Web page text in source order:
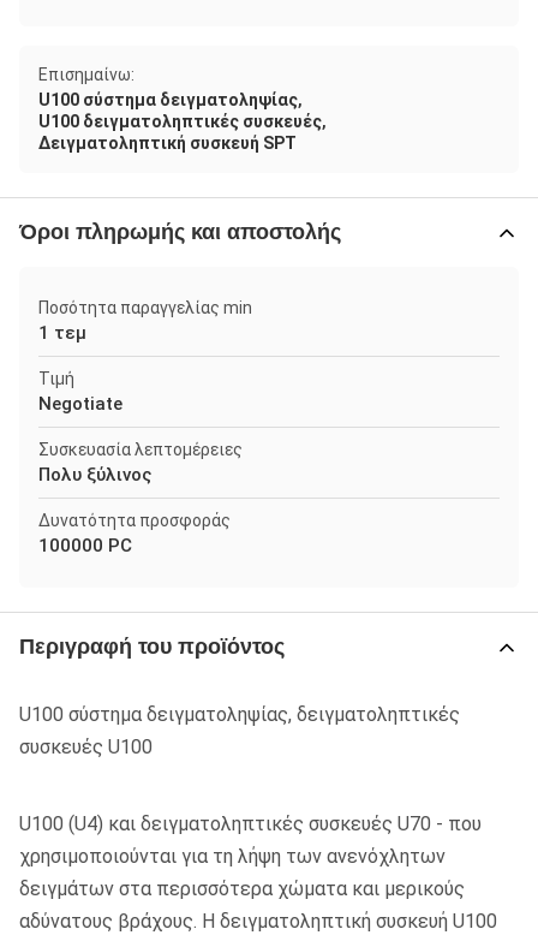
Επισημαίνω:
U100 σύστημα δειγματοληψίας,
U100 δειγματοληπτικές συσκευές,
Δειγματοληπτική συσκευή SPT
Όροι πληρωμής και αποστολής
Ποσότητα παραγγελίας min
1 τεμ
Τιμή
Negotiate
Συσκευασία λεπτομέρειες
Πολυ ξύλινος
Δυνατότητα προσφοράς
100000 PC
Περιγραφή του προϊόντος
U100 σύστημα δειγματοληψίας, δειγματοληπτικές
συσκευές U100
U100 (U4) και δειγματοληπτικές συσκευές U70 - που
χρησιμοποιούνται για τη λήψη των ανενόχλητων
δειγμάτων στα περισσότερα χώματα και μερικούς
αδύνατους βράχους. Η δειγματοληπτική συσκευή U100